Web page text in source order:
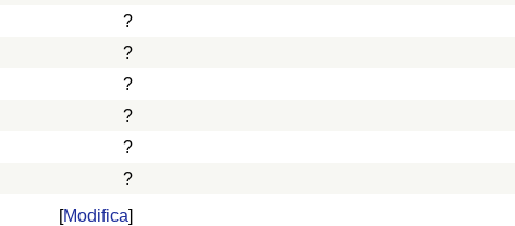
?
?
?
?
?
?
[Modifica]